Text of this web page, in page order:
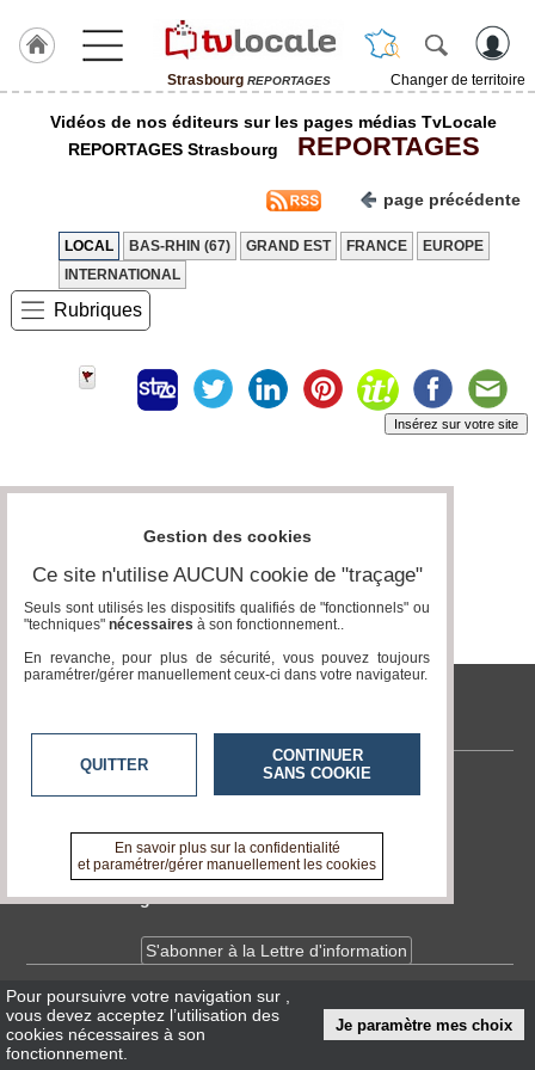
Strasbourg REPORTAGES
Changer de territoire
J'adhère
TvLocale
France
Accueil
RUBRIQUES
Gazette
Médias
du
groupe
Blogs
Prémium
Vidéos de nos éditeurs sur les pages médias TvLocale
REPORTAGES Strasbourg
REPORTAGES
page précédente
LOCAL BAS-RHIN (67) GRAND EST FRANCE
EUROPE
INTERNATIONAL
Rubriques
Insérez sur votre site
tvlocale.fr
Contactez-nous
A propos de tvlocale.fr
Devenir délégué
S'abonner à la Lettre d'information
InfosCNIL/RGPD
Conditions Générales d'Utilisation
Pour poursuivre votre navigation sur
vous devez acceptez l’utilisation des
cookies nécessaires à son
fonctionnement.
Je paramètre mes choix
Gestion des cookies
Ce site n'utilise AUCUN cookie de "traçage"
Seuls sont utilisés les dispositifs qualifiés de "fonctionnels" ou
"techniques" nécessaires à son fonctionnement..
En revanche, pour plus de sécurité, vous pouvez toujours
paramétrer/gérer manuellement ceux-ci dans votre navigateur.
QUITTER
CONTINUER
SANS COOKIE
En savoir plus sur la confidentialité
et paramétrer/gérer manuellement les cookies